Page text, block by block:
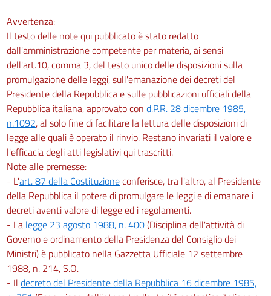
Avvertenza:
Il testo delle note qui pubblicato è stato redatto
dall'amministrazione competente per materia, ai sensi
dell'art.10, comma 3, del testo unico delle disposizioni sulla
promulgazione delle leggi, sull'emanazione dei decreti del
Presidente della Repubblica e sulle pubblicazioni ufficiali della
Repubblica italiana, approvato con d.P.R. 28 dicembre 1985,
n.1092, al solo fine di facilitare la lettura delle disposizioni di
legge alle quali è operato il rinvio. Restano invariati il valore e
l'efficacia degli atti legislativi qui trascritti.
Note alle premesse:
- L'art. 87 della Costituzioneconferisce, tra l'altro, al Presidente
della Repubblica il potere di promulgare le leggi e di emanare i
decreti aventi valore di legge ed i regolamenti.
- La legge 23 agosto 1988, n. 400(Disciplina dell'attività di
Governo e ordinamento della Presidenza del Consiglio dei
Ministri) è pubblicato nella Gazzetta Ufficiale 12 settembre
1988, n. 214, S.O.
- Il decreto del Presidente della Repubblica 16 dicembre 1985,